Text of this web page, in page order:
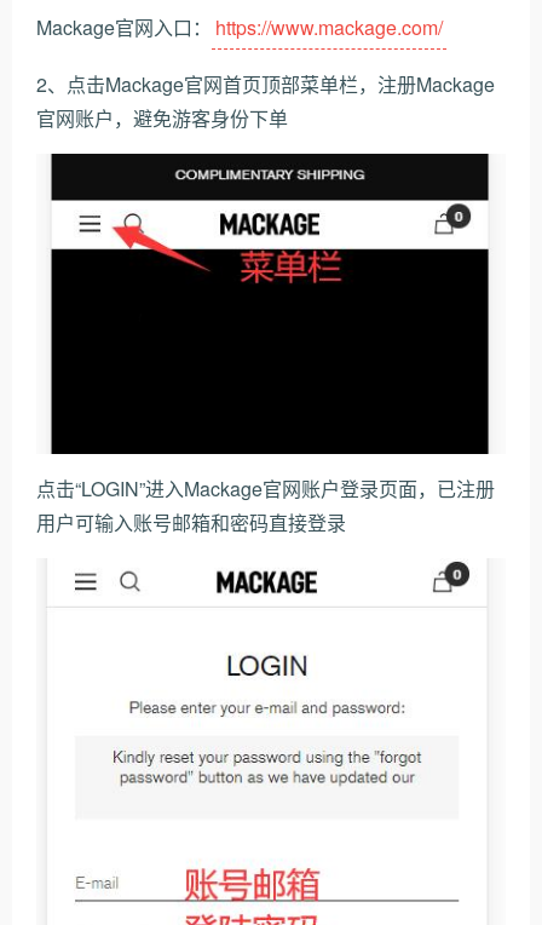
Mackage官网入口：
https://www.mackage.com/
2、点击Mackage官网首页顶部菜单栏，注册Mackage
官网账户，避免游客身份下单
点击“LOGIN”进入Mackage官网账户登录页面，已注册
用户可输入账号邮箱和密码直接登录